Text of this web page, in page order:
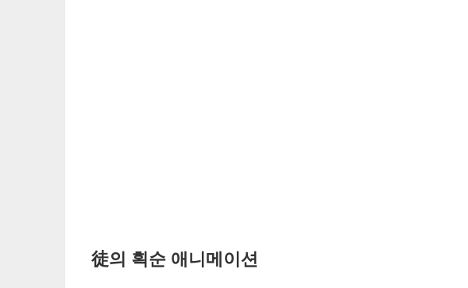
徒의 획순 애니메이션